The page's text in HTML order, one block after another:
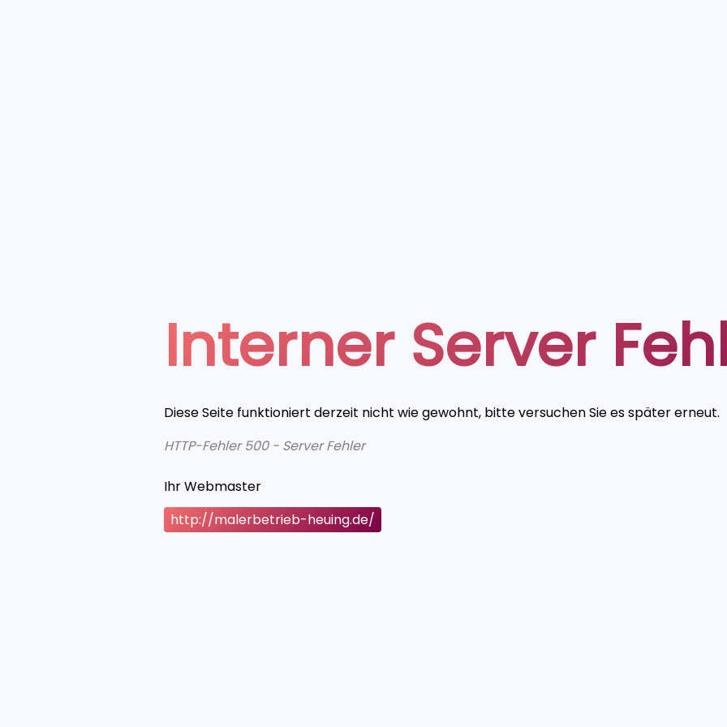
Interner Server
Diese Seite funktioniert derzeit nicht wie gewohnt, bitte versuchen Sie es später erneut.
HTTP-Fehler 500 - Server Fehler
Ihr Webmaster
http://malerbetrieb-heuing.de/